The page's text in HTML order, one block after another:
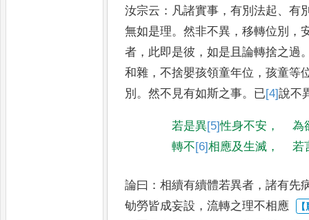
汝宗云 ： 凡諸實事 ，有別法起、有
無如是理。然非不異 ，移轉位別 ，
者 ， 此即是彼 ，如是且論轉捨之過
和雜 ，不捨嬰孩領童年位 ，孩童等
別 。然不 見有如斯之事。 已[4]說不
若是異[5]性身不安 ，
為
轉不[6]相應及生滅 ， 若
論曰 ：相續有續體若異者 ，諸有先
劬勞皆成妄設 ，流轉之理不相應